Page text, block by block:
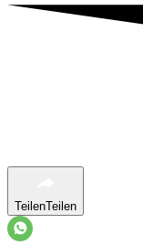
TeilenTeilen